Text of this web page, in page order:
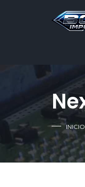
INICIO